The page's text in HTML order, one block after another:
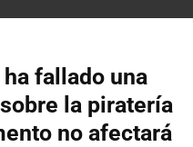
fallado una
la piratería
no afectará